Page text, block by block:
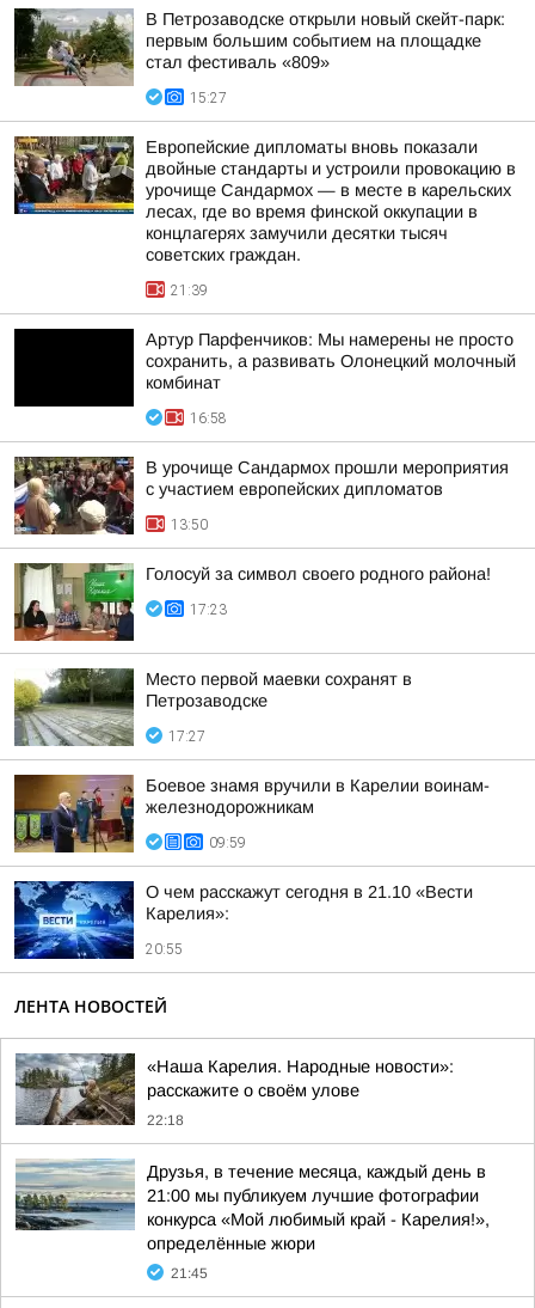
В Петрозаводске открыли новый скейт-парк:
первым большим событием на площадке
стал фестиваль «809»
15:27
Европейские дипломаты вновь показали
двойные стандарты и устроили провокацию в
урочище Сандармох — в месте в карельских
лесах, где во время финской оккупации в
концлагерях замучили десятки тысяч
советских граждан.
21:39
Артур Парфенчиков: Мы намерены не просто
сохранить, а развивать Олонецкий молочный
комбинат
16:58
В урочище Сандармох прошли мероприятия
с участием европейских дипломатов
13:50
Голосуй за символ своего родного района!
17:23
Место первой маевки сохранят в
Петрозаводске
17:27
Боевое знамя вручили в Карелии воинам-
железнодорожникам
09:59
О чем расскажут сегодня в 21.10 «Вести
Карелия»:
20:55
ЛЕНТА НОВОСТЕЙ
«Наша Карелия. Народные новости»:
расскажите о своём улове
22:18
Друзья, в течение месяца, каждый день в
21:00 мы публикуем лучшие фотографии
конкурса «Мой любимый край - Карелия!»,
определённые жюри
21:45